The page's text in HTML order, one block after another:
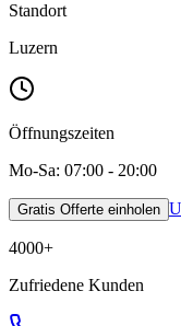
Standort
Luzern
Öffnungszeiten
Mo-Sa: 07:00 - 20:00
Gratis Offerte einholen
4000+
Zufriedene Kunden